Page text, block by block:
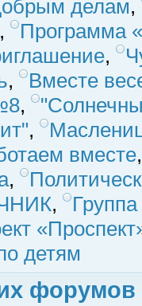
делам,
,
Программа
,
,
Вместе
,
,
вместе
,
,
детям
форумов